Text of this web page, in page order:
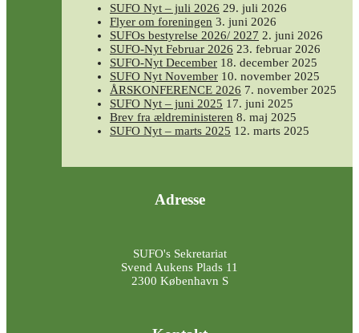
SUFO Nyt – juli 2026 29. juli 2026
Flyer om foreningen 3. juni 2026
SUFOs bestyrelse 2026/ 2027 2. juni 2026
SUFO-Nyt Februar 2026 23. februar 2026
SUFO-Nyt December 18. december 2025
SUFO Nyt November 10. november 2025
ÅRSKONFERENCE 2026 7. november 2025
SUFO Nyt – juni 2025 17. juni 2025
Brev fra ældreministeren 8. maj 2025
SUFO Nyt – marts 2025 12. marts 2025
Adresse
SUFO's Sekretariat
Svend Aukens Plads 11
2300 København S